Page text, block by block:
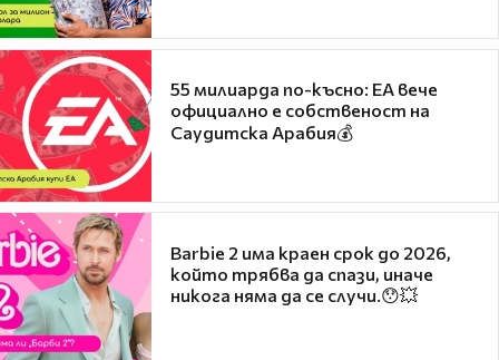
55 милиарда по-късно: EA вече
официално е собственост на
Саудитска Арабия💰
Barbie 2 има краен срок до 2026,
който трябва да спази, иначе
никога няма да се случи.😯💥